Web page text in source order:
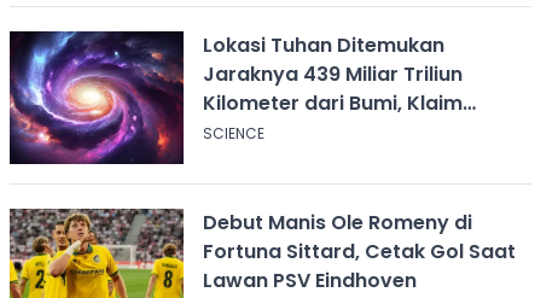
Lokasi Tuhan Ditemukan
Jaraknya 439 Miliar Triliun
Kilometer dari Bumi, Klaim
Ilmuwan Harvard
SCIENCE
Debut Manis Ole Romeny di
Fortuna Sittard, Cetak Gol Saat
Lawan PSV Eindhoven